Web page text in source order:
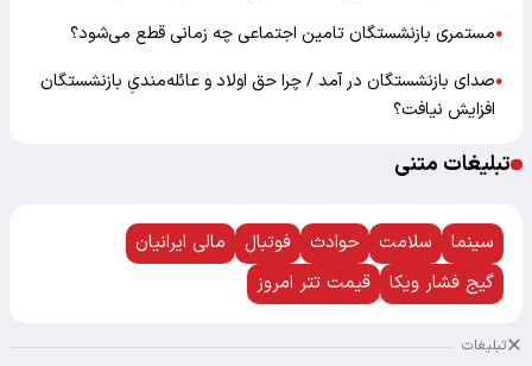
●مستمری بازنشستگان تامین اجتماعی چه زمانی قطع می‌شود؟
●صدای بازنشستگان در آمد / چرا حق اولاد و عائله‌مندیِ بازنشستگان
افزایش نیافت؟
تبلیغات متنی
سینما سلامت حوادث فوتبال
مالی ایرانیان
گیج فشار ویکا
قیمت تتر امروز
تبلیغات